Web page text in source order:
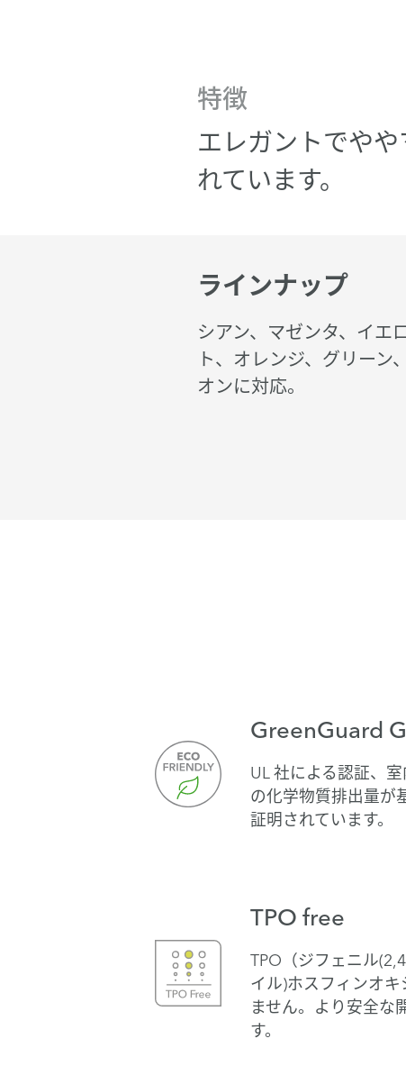
特徴
エレガントでや
れています。
ラインナップ
シアン、マゼンタ、イエ
ト、オレンジ、グリーン
オンに対応。
GreenGuard
UL 社による認証、
の化学物質排出量が
証明されています。
TPO free
TPO（ジフェニル
イル)ホスフィンオキ
ません。より安全な
す。